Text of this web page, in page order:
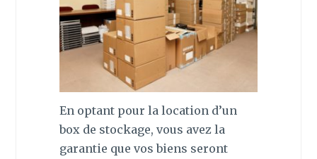
En optant pour la location d’un
box de stockage, vous avez la
garantie que vos biens seront